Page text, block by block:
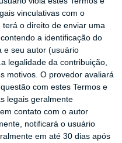
vinculativas com o
o direito de enviar uma
a identificação do
e seu autor (usuário
legalidade da contribuição,
motivos. O provedor avaliará
com estes Termos e
legais geralmente
contato com o autor
notificará o usuário
em até 30 dias após